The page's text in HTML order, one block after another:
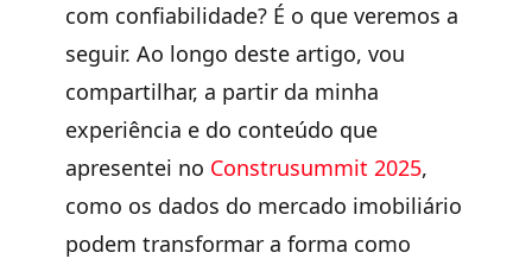
com confiabilidade? É o que veremos a
seguir. Ao longo deste artigo, vou
compartilhar, a partir da minha
experiência e do conteúdo que
apresentei no Construsummit 2025,
como os dados do mercado imobiliário
podem transformar a forma como